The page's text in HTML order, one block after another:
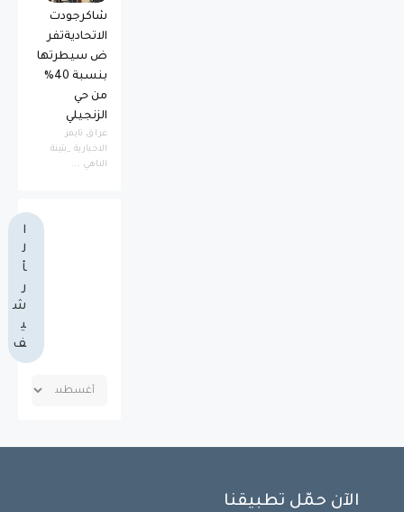
شاكرجودت
الاتحاديةتفر
ض سيطرتها
بنسبة 40%
من حي
الزنجيلي
عراق تايمز
الاخبارية _بثينة
الناهي ...
ا
ل
أ
ر
ش
ي
ف
الآن حمّل تطبيقنا